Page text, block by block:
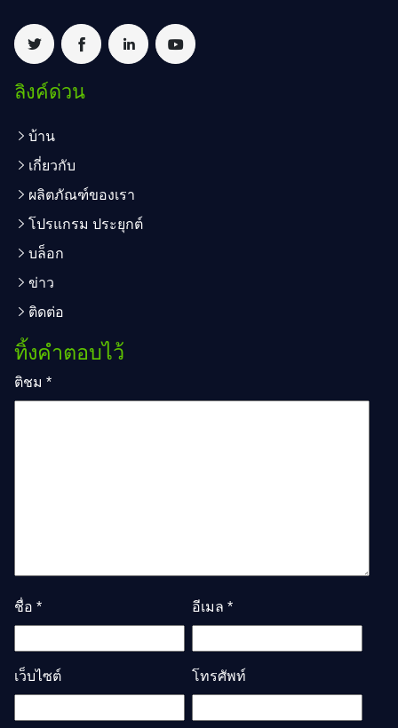
ลิงค์ด่วน
บ้าน
เกี่ยวกับ
ผลิตภัณฑ์ของเรา
โปรแกรม ประยุกต์
บล็อก
ข่าว
ติดต่อ
ทิ้งคำตอบไว้
ติชม *
ชื่อ * อีเมล *
เว็บไซต์ โทรศัพท์